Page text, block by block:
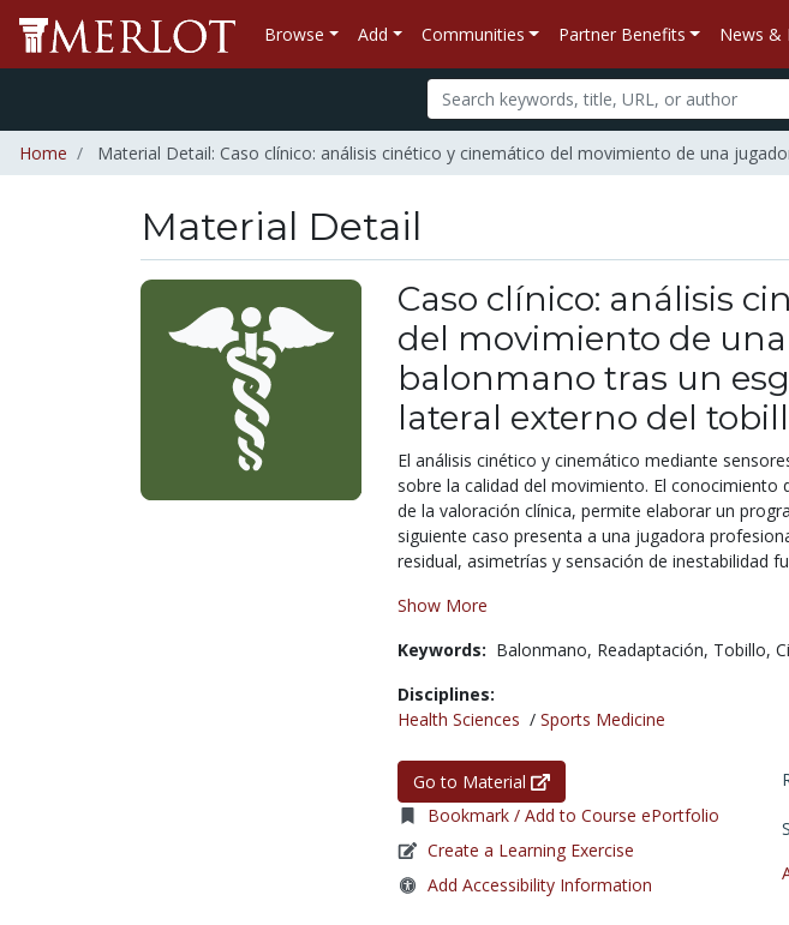
Browse Add Communities Partner Benefits News &
Home Material Detail: Caso clínico: análisis cinético y cinemático del movimiento de una
Material Detail
Caso clínico: análisis
del movimiento de
balonmano tras un
lateral externo del
El análisis cinético y cinemático mediante
sobre la calidad del movimiento. El
de la valoración clínica, permite elaborar un
siguiente caso presenta a una jugadora
residual, asimetrías y sensación de inestabilidad
Show More
Keywords: Balonmano, Readaptación, Tobillo,
Disciplines:
Health Sciences / Sports Medicine
Go to Material
Bookmark / Add to Course ePortfolio
Create a Learning Exercise
Add Accessibility Information